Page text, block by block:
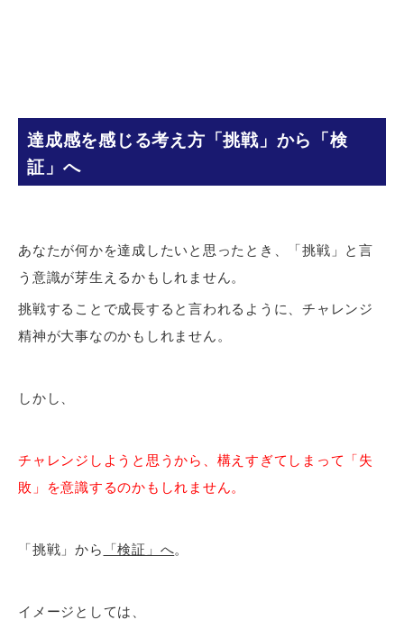
達成感を感じる考え方「挑戦」から「検
証」へ
あなたが何かを達成したいと思ったとき、「挑戦」と言
う意識が芽生えるかもしれません。
挑戦することで成長すると言われるように、チャレンジ
精神が大事なのかもしれません。
しかし、
チャレンジしようと思うから、構えすぎてしまって「失
敗」を意識するのかもしれません。
「挑戦」から 「検証」へ。
イメージとしては、